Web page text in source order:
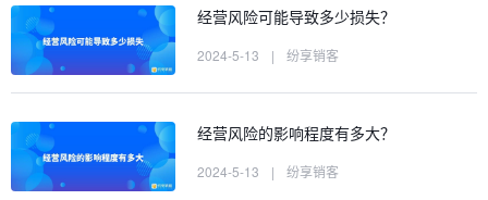
经营风险可能导致多少损失？
2024-5-13 | 纷享销客
经营风险的影响程度有多大？
2024-5-13 | 纷享销客